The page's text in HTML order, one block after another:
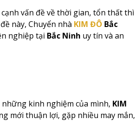
vấn đề về thời gian, tổn thất thì
này, Chuyển nhà KIM ĐÔ Bắc
nghiệp tại Bắc Ninh uy tín và an
kinh nghiệm của mình, KIM
mới thuận lợi, gặp nhiều may mắn,